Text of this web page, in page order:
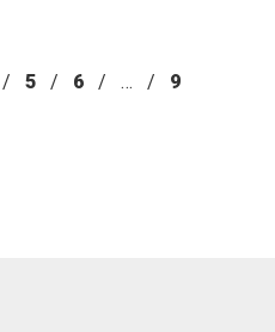
/ 5 / 6 / … / 9